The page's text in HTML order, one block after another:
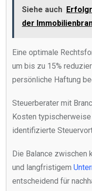
Siehe auch
der
Eine optimale
um bis zu 15%
persönliche Haftung
Steuerberater mit
Kosten
identifizierte
Die Balance zwischen
und langfristigem
entscheidend für